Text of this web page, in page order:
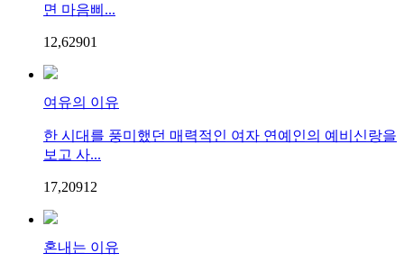
면 마음삐...
12,62901
여유의 이유
한 시대를 풍미했던 매력적인 여자 연예인의 예비신랑을
보고 사...
17,20912
혼내는 이유